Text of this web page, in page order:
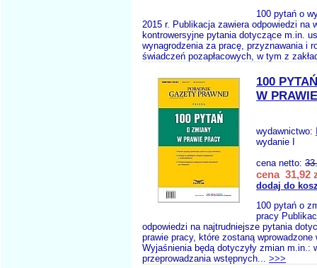
100 pytań o
2015 r. Publikacja zawiera odpowiedzi na
kontrowersyjne pytania dotyczące m.in.
wynagrodzenia za pracę, przyznawania i
świadczeń pozapłacowych, w tym z
100
W
wydawnictwo:
wydanie I
cena netto:
cena 31,92
dodaj do
100 pytań o
pracy
odpowiedzi na najtrudniejsze pytania
prawie pracy, które zostaną wprowadzone
Wyjaśnienia będą dotyczyły zmian m.in.:
przeprowadzania wstępnych... >>>